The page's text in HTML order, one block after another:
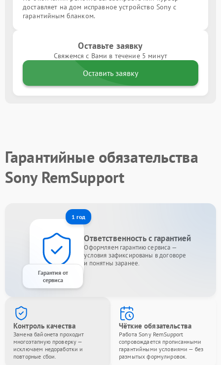
доставляет на дом исправное устройство Sony с
гарантийным бланком.
Оставьте заявку
Свяжемся с Вами в течение 5 минут
Оставить заявку
Гарантийные обязательства
Sony RemSupport
1 год
Гарантия от
сервиса
Ответственность с гарантией
Оформляем гарантию сервиса —
условия зафиксированы в договоре
и понятны заранее.
Контроль качества
Замена байонета проходит
многоэтапную проверку —
исключаем недоработки и
повторные сбои.
Чёткие обязательства
Работа Sony RemSupport
сопровождается прописанными
гарантийными условиями — без
размытых формулировок.